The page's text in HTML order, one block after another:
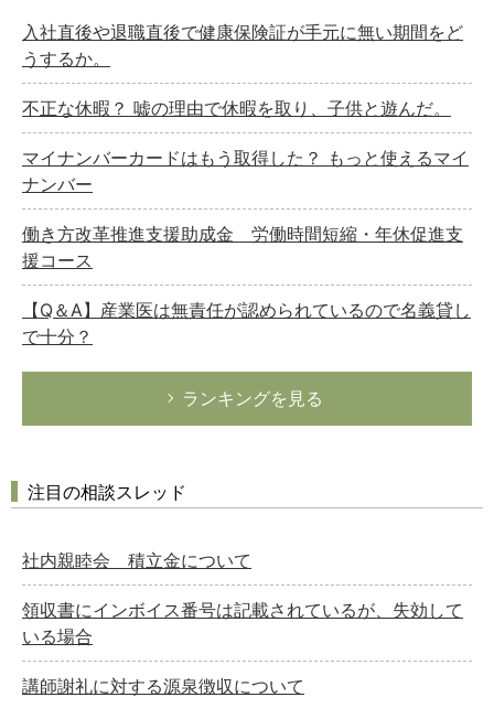
入社直後や退職直後で健康保険証が手元に無い期間をど
うするか。
不正な休暇？ 嘘の理由で休暇を取り、子供と遊んだ。
マイナンバーカードはもう取得した？ もっと使えるマイ
ナンバー
働き方改革推進支援助成金 労働時間短縮・年休促進支
援コース
【Q＆A】産業医は無責任が認められているので名義貸し
で十分？
ランキングを見る
注目の相談スレッド
社内親睦会 積立金について
領収書にインボイス番号は記載されているが、失効して
いる場合
講師謝礼に対する源泉徴収について